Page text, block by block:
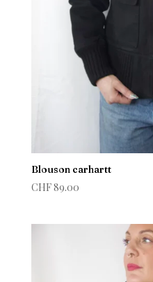
Blouson carhartt
CHF89.00